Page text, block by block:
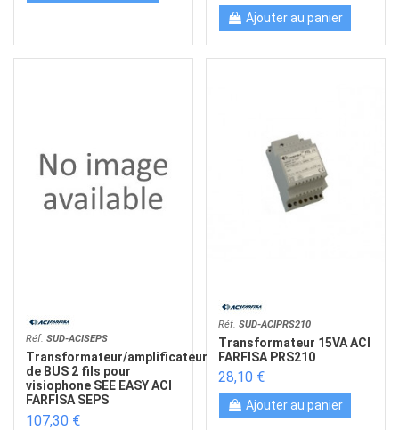
Ajouter au panier
Réf.SUD-ACISEPS
Transformateur/amplificateur
de BUS 2 fils pour
visiophone SEE EASY ACI
FARFISA SEPS
107,30 €
Réf.SUD-ACIPRS210
Transformateur 15VA ACI
FARFISA PRS210
28,10 €
Ajouter au panier